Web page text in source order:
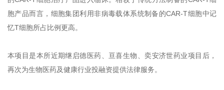
胞产品而言，细胞集团利用非病毒载体系统制备的CAR-T细胞中记
忆T细胞所占比例更高。
本项目是本所近期继启德医药、亘喜生物、奕安济世药业项目后，
再次为生物医药及健康行业投融资提供法律服务。